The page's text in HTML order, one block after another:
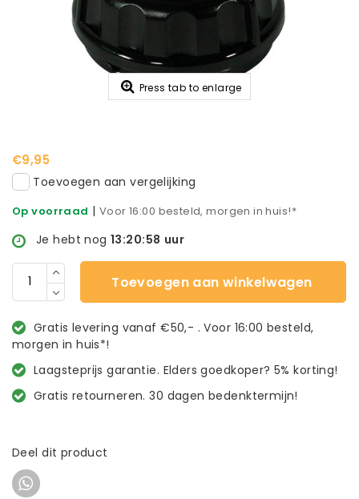
Press tab to enlarge
€9,95
Toevoegen aan vergelijking
Op voorraad | Voor 16:00 besteld, morgen in huis!*
Je hebt nog 13:20:57 uur
Toevoegen aan winkelwagen
Gratis levering vanaf €50,- . Voor 16:00 besteld,
morgen in huis*!
Laagsteprijs garantie. Elders goedkoper? 5% korting!
Gratis retourneren. 30 dagen bedenktermijn!
Deel dit product